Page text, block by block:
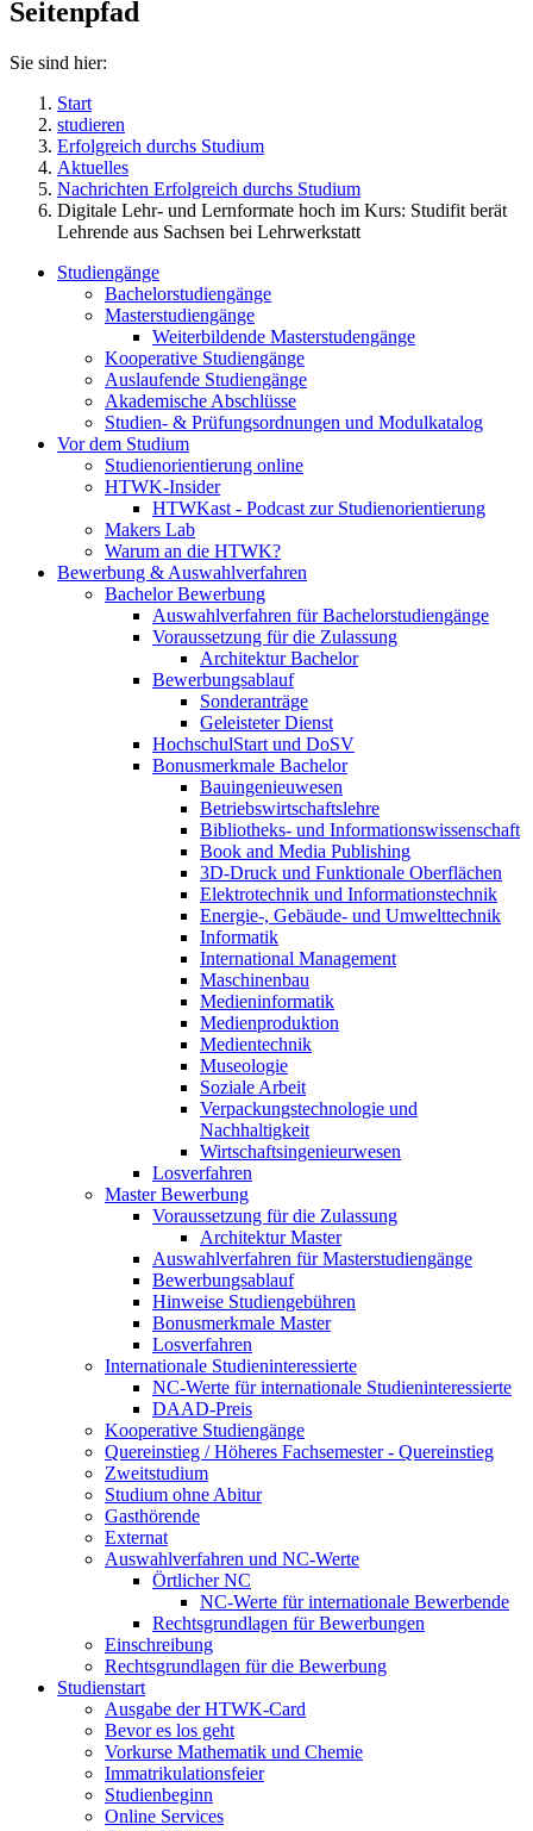
Seitenpfad
Sie sind hier:
Start
studieren
Erfolgreich durchs Studium
Aktuelles
Nachrichten Erfolgreich durchs Studium
Digitale Lehr- und Lernformate hoch im Kurs: Studifit berät
Lehrende aus Sachsen bei Lehrwerkstatt
Studiengänge
Bachelorstudiengänge
Masterstudiengänge
Weiterbildende Masterstudengänge
Kooperative Studiengänge
Auslaufende Studiengänge
Akademische Abschlüsse
Studien- & Prüfungsordnungen und Modulkatalog
Vor dem Studium
Studienorientierung online
HTWK-Insider
HTWKast - Podcast zur Studienorientierung
Makers Lab
Warum an die HTWK?
Bewerbung & Auswahlverfahren
Bachelor Bewerbung
Auswahlverfahren für Bachelorstudiengänge
Voraussetzung für die Zulassung
Architektur Bachelor
Bewerbungsablauf
Sonderanträge
Geleisteter Dienst
HochschulStart und DoSV
Bonusmerkmale Bachelor
Bauingenieuwesen
Betriebswirtschaftslehre
Bibliotheks- und Informationswissenschaft
Book and Media Publishing
3D-Druck und Funktionale Oberflächen
Elektrotechnik und Informationstechnik
Energie-, Gebäude- und Umwelttechnik
Informatik
International Management
Maschinenbau
Medieninformatik
Medienproduktion
Medientechnik
Museologie
Soziale Arbeit
Verpackungstechnologie und
Nachhaltigkeit
Wirtschaftsingenieurwesen
Losverfahren
Master Bewerbung
Voraussetzung für die Zulassung
Architektur Master
Auswahlverfahren für Masterstudiengänge
Bewerbungsablauf
Hinweise Studiengebühren
Bonusmerkmale Master
Losverfahren
Internationale Studieninteressierte
NC-Werte für internationale Studieninteressierte
DAAD-Preis
Kooperative Studiengänge
Quereinstieg / Höheres Fachsemester - Quereinstieg
Zweitstudium
Studium ohne Abitur
Gasthörende
Externat
Auswahlverfahren und NC-Werte
Örtlicher NC
NC-Werte für internationale Bewerbende
Rechtsgrundlagen für Bewerbungen
Einschreibung
Rechtsgrundlagen für die Bewerbung
Studienstart
Ausgabe der HTWK-Card
Bevor es los geht
Vorkurse Mathematik und Chemie
Immatrikulationsfeier
Studienbeginn
Online Services